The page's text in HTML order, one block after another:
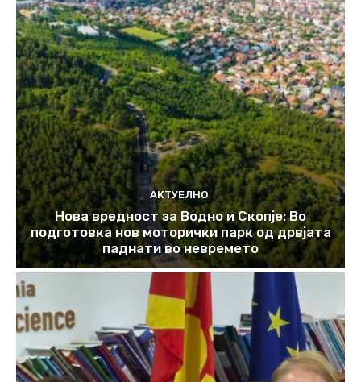
АКТУЕЛНО
Нова вредност за Водно и Скопје: Во
подготовка нов моторички парк од дрвјата
паднати во невремето